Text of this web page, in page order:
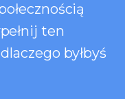
ten
byłbyś